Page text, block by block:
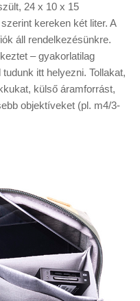
24 x 10 x 15
kereken két liter. A
áll rendelkezésünkre.
– gyakorlatilag
itt helyezni. Tollakat,
külső áramforrást,
objektíveket (pl. m4/3-